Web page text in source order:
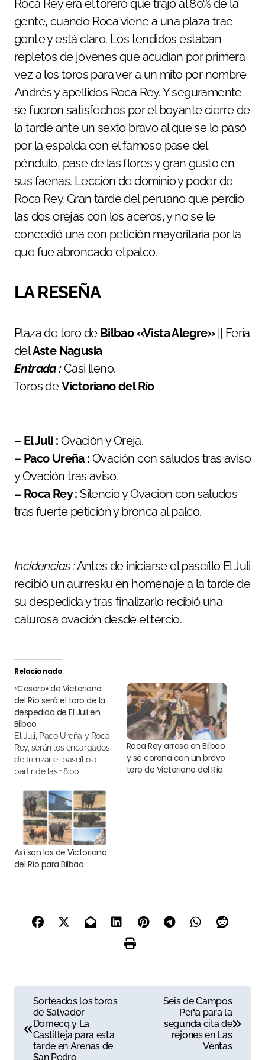
Roca Rey era el torero que trajo al 80% de la
gente, cuando Roca viene a una plaza trae
gente y está claro. Los tendidos estaban
repletos de jóvenes que acudían por primera
vez a los toros para ver a un mito por nombre
Andrés y apellidos Roca Rey. Y seguramente
se fueron satisfechos por el boyante cierre de
la tarde ante un sexto bravo al que se lo pasó
por la espalda con el famoso pase del
péndulo, pase de las flores y gran gusto en
sus faenas. Lección de dominio y poder de
Roca Rey. Gran tarde del peruano que perdió
las dos orejas con los aceros, y no se le
concedió una con petición mayoritaria por la
que fue abroncado el palco.
LA RESEÑA
Plaza de toro de Bilbao «Vista Alegre»
|| Feria
delAste Nagusia
Entrada :Casi lleno.
Toros deVictoriano del Río
– El Juli : Ovación y Oreja.
– Paco Ureña : Ovación con saludos tras aviso
y Ovación tras aviso.
– Roca Rey : Silencio y Ovación con saludos
tras fuerte petición y bronca al palco.
Incidencias :Antes de iniciarse el paseíllo El Juli
recibió un aurresku en homenaje a la tarde de
su despedida y tras finalizarlo recibió una
calurosa ovación desde el tercio.
Relacionado
«Casero» de Victoriano
del Río será el toro de la
despedida de El Juli en
Bilbao
El Juli, Paco Ureña y Roca
Rey, serán los encargados
de trenzar el paseíllo a
partir de las 18:00
Roca Rey arrasa en Bilbao
y se corona con un bravo
toro de Victoriano del Río
Así son los de Victoriano
del Río para Bilbao
a
Sorteados los toros
de Salvador
Domecq y La
Castilleja para esta
tarde en Arenas de
San Pedro
Seis de Campos
Peña para la
segunda cita de
rejones en Las
Ventas